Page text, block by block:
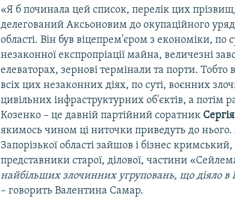
«Я б починала цей список, перелік цих
делегований Аксьоновим до окупаційного
області. Він був віцепрем'єром з економіки, по
незаконної експропріації майна, величезні
елеваторах, зернові термінали та порти. Тобто
всіх цих незаконних діях, по суті, воєнних
цивільних інфраструктурних об'єктів, а потім
Козенко – це давній партійний соратник
якимось чином ці ниточки приведуть до
Запорізької області зайшов і бізнес кримський,
представники старої, ділової, частини
найбільших злочинних угруповань, що діяло
– говорить Валентина Самар.